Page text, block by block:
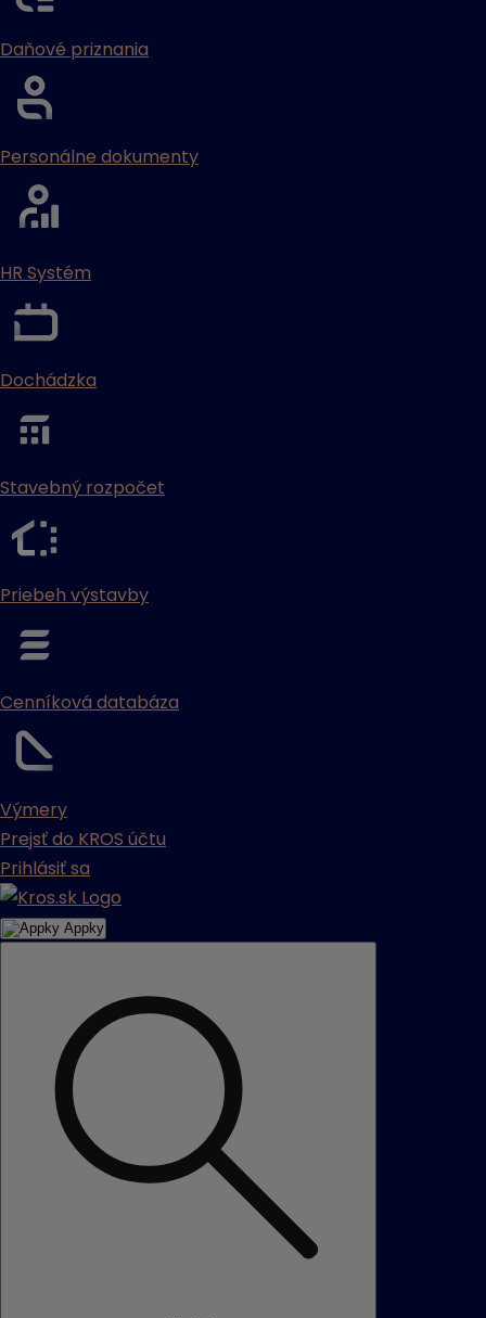
Daňové priznania
Personálne dokumenty
HR Systém
Dochádzka
Stavebný rozpočet
Priebeh výstavby
Cenníková databáza
Výmery
Prejsť do KROS účtu
Prihlásiť sa
Appky